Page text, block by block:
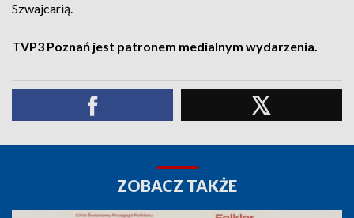
Szwajcarią.
TVP3 Poznań jest patronem medialnym wydarzenia.
ZOBACZ TAKŻE